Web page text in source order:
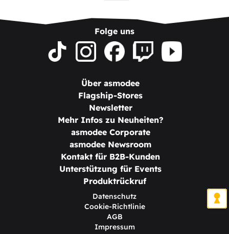
Folge uns
Über asmodee
Flagship-Stores
Newsletter
Mehr Infos zu Neuheiten?
asmodee Corporate
asmodee Newsroom
Kontakt für B2B-Kunden
Unterstützung für Events
Produktrückruf
Datenschutz
Cookie-Richtlinie
AGB
Impressum